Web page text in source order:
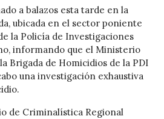
a balazos esta tarde en la
ubicada en el sector poniente
la Policía de Investigaciones
informando que el Ministerio
Brigada de Homicidios de la PDI
una investigación exhaustiva
de Criminalística Regional